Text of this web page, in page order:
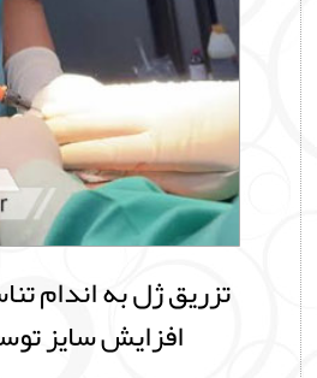
تزریق ژل به اندام
افزایش سایز